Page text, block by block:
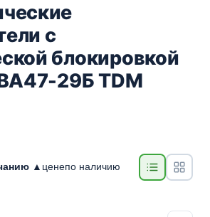
с
блокировкой
29Б TDM
▲ ценепо наличию